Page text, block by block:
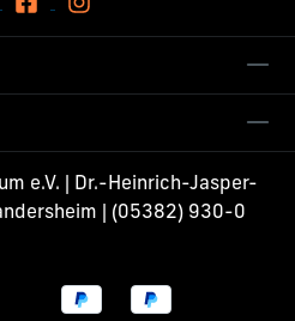
e.V. | Dr.-Heinrich-Jasper-
| (05382) 930-0